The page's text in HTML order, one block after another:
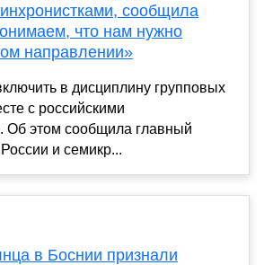
сообщила
что нам нужно
направлении»
в дисциплину групповых
с российскими
Об этом сообщила главный
и семикр...
в Боснии признали